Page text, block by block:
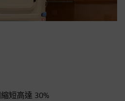
短高達 30%